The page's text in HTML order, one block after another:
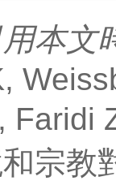
本文
Faridi
宗教